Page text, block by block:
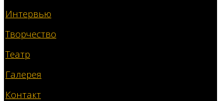
Интервью
Творчество
Театр
Галерея
Контакт